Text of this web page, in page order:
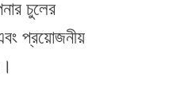
চুলের
প্রয়োজনীয়